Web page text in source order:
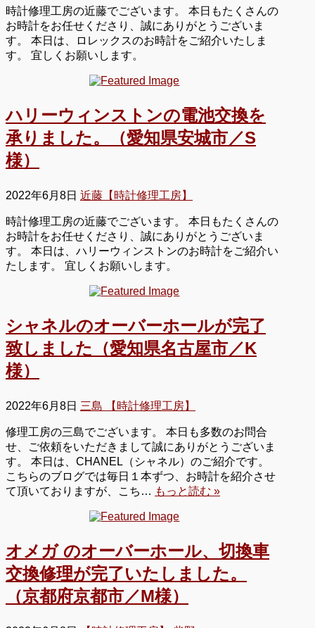
時計修理工房の近藤でございます。 本日もたくさんの
お時計をお任せくださり、誠にありがとうございま
す。 本日は、ロレックスのお時計をご紹介いたしま
す。 宜しくお願いします。
ハリーウィンストンの電池交換を
承りました。（愛知県安城市／S
様）
2022年6月8日 近藤【時計修理工房】
時計修理工房の近藤でございます。 本日もたくさんの
お時計をお任せくださり、誠にありがとうございま
す。 本日は、ハリーウィンストンのお時計をご紹介い
たします。 宜しくお願いします。
シャネルのオーバーホールが完了
致しました（愛知県名古屋市／K
様）
2022年6月8日 三島 【時計修理工房】
修理工房の三島でございます。 本日も多数のお問合
せ、ご依頼をいただきまして誠にありがとうございま
す。 本日は、CHANEL（シャネル）のご紹介です。
こちらのブログでは毎日１本ずつ、お時計を紹介させ
て頂いておりますが、こち… もっと読む »
オメガ のオーバーホール、切換車
交換修理が完了いたしました。
（京都府京都市／M様）